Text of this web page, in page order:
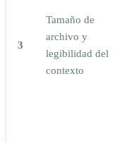
3
Tamaño de
archivo y
legibilidad del
contexto